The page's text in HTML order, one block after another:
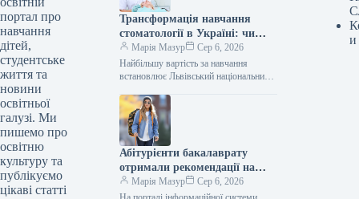
портал про
навчання
дітей,
студентське
життя та
новини
освітньої
галузі. Ми
пишемо про
освітню
культуру та
публікуємо
цікаві статті
Трансформація навчання
стоматології в Україні: чи
завжди вища ціна гарантує
кращу якість?
Марія Мазур
Сер 6, 2026
Найбільшу вартість за навчання
встановлює Львівський національний
Галицького – 130 тисяч грн щорічно.
У Національному медичному…
Абітурієнти бакалаврату
отримали рекомендації на
бюджетну та контрактну
форми навчання
Марія Мазур
Сер 6, 2026
и